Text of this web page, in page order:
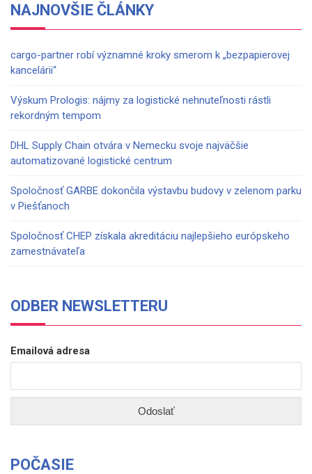
NAJNOVŠIE ČLÁNKY
cargo-partner robí významné kroky smerom k „bezpapierovej
kancelárii“
Výskum Prologis: nájmy za logistické nehnuteľnosti rástli
rekordným tempom
DHL Supply Chain otvára v Nemecku svoje najväčšie
automatizované logistické centrum
Spoločnosť GARBE dokončila výstavbu budovy v zelenom parku
v Piešťanoch
Spoločnosť CHEP získala akreditáciu najlepšieho európskeho
zamestnávateľa
ODBER NEWSLETTERU
Emailová adresa
POČASIE